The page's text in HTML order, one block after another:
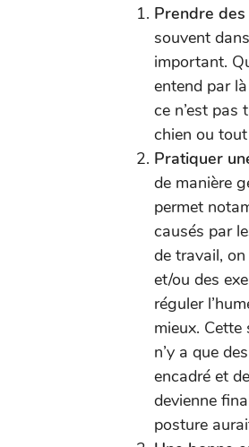
Prendre
souvent
important.
entend par
ce n’est pas
chien ou
Pratiquer
de manière
permet
causés par
de travail,
et/ou des
réguler
mieux. Cette
n’y a que
encadré et
devienne
posture